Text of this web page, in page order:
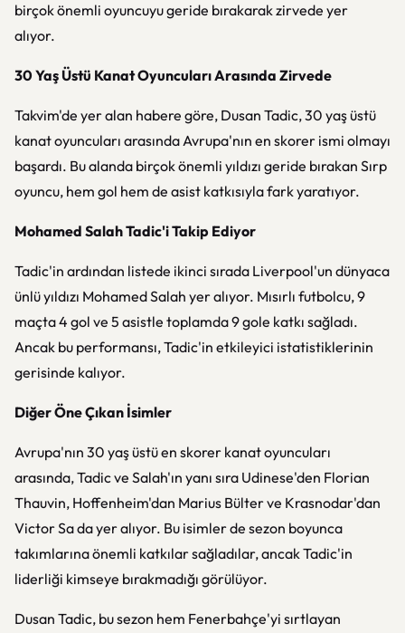
birçok önemli oyuncuyu geride bırakarak zirvede yer
alıyor.
30 Yaş Üstü Kanat Oyuncuları Arasında Zirvede
Takvim'de yer alan habere göre, Dusan Tadic, 30 yaş üstü
kanat oyuncuları arasında Avrupa'nın en skorer ismi olmayı
başardı. Bu alanda birçok önemli yıldızı geride bırakan Sırp
oyuncu, hem gol hem de asist katkısıyla fark yaratıyor.
Mohamed Salah Tadic'i Takip Ediyor
Tadic'in ardından listede ikinci sırada Liverpool'un dünyaca
ünlü yıldızı Mohamed Salah yer alıyor. Mısırlı futbolcu, 9
maçta 4 gol ve 5 asistle toplamda 9 gole katkı sağladı.
Ancak bu performansı, Tadic'in etkileyici istatistiklerinin
gerisinde kalıyor.
Diğer Öne Çıkan İsimler
Avrupa'nın 30 yaş üstü en skorer kanat oyuncuları
arasında, Tadic ve Salah'ın yanı sıra Udinese'den Florian
Thauvin, Hoffenheim'dan Marius Bülter ve Krasnodar'dan
Victor Sa da yer alıyor. Bu isimler de sezon boyunca
takımlarına önemli katkılar sağladılar, ancak Tadic'in
liderliği kimseye bırakmadığı görülüyor.
Dusan Tadic, bu sezon hem Fenerbahçe'yi sırtlayan